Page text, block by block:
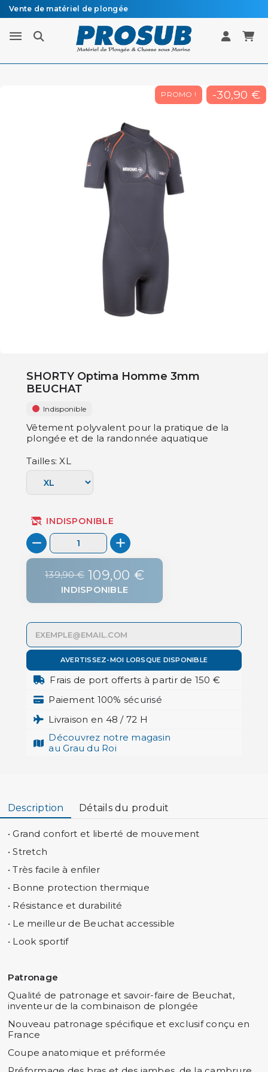
Vente de matériel de plongée
Livraison sous 48h à 72h en colissimo recommandé
PROMO ! -30,90 €
SHORTY Optima Homme 3mm
BEUCHAT
Indisponible
Vêtement polyvalent pour la pratique de la
plongée et de la randonnée aquatique
Tailles: XL
INDISPONIBLE
139,90 € 109,00 €
INDISPONIBLE
AVERTISSEZ-MOI LORSQUE DISPONIBLE
Frais de port offerts à partir de 150 €
Paiement 100% sécurisé
Livraison en 48 / 72 H
Découvrez notre magasin
au Grau du Roi
Description Détails du produit
• Grand confort et liberté de mouvement
• Stretch
• Très facile à enfiler
• Bonne protection thermique
• Résistance et durabilité
• Le meilleur de Beuchat accessible
• Look sportif
Patronage
Qualité de patronage et savoir-faire de Beuchat,
inventeur de la combinaison de plongée
Nouveau patronage spécifique et exclusif conçu en
France
Coupe anatomique et préformée